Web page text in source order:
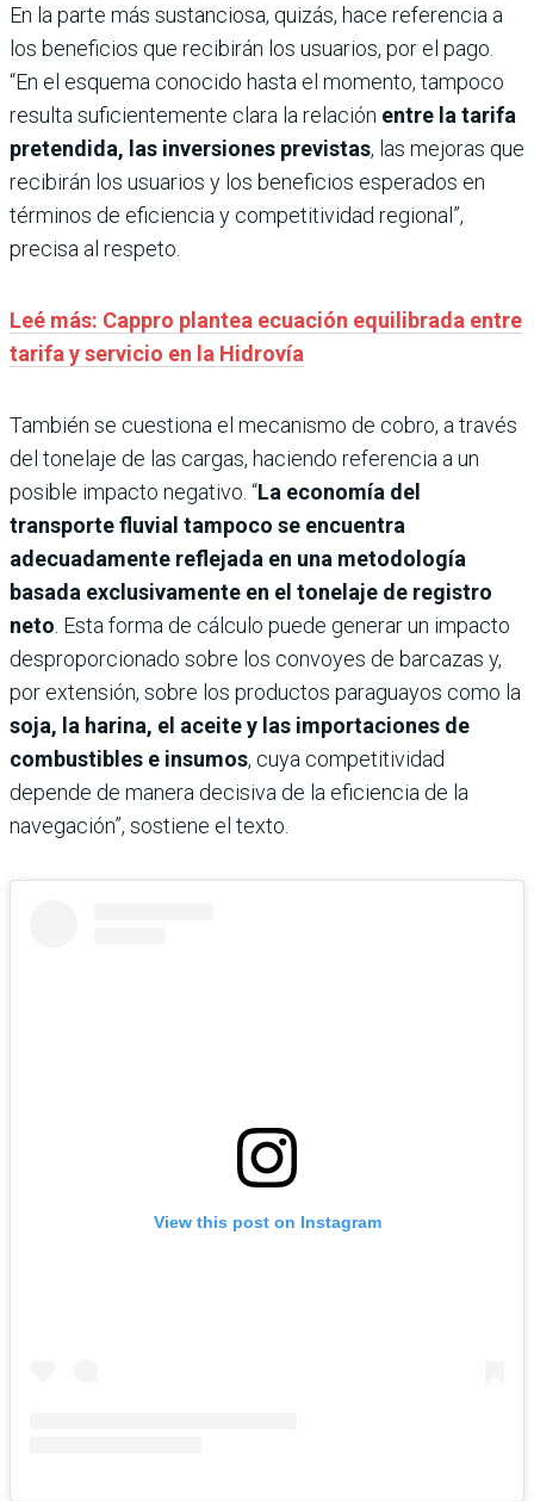
En la parte más sustanciosa, quizás, hace referencia a
los beneficios que recibirán los usuarios, por el pago.
“En el esquema conocido hasta el momento, tampoco
resulta suficientemente clara la relación entre la tarifa
pretendida, las inversiones previstas, las mejoras que
recibirán los usuarios y los beneficios esperados en
términos de eficiencia y competitividad regional”,
precisa al respeto.
Leé más: Cappro plantea ecuación equilibrada entre
tarifa y servicio en la Hidrovía
También se cuestiona el mecanismo de cobro, a través
del tonelaje de las cargas, haciendo referencia a un
posible impacto negativo. “La economía del
transporte fluvial tampoco se encuentra
adecuadamente reflejada en una metodología
basada exclusivamente en el tonelaje de registro
neto . Esta forma de cálculo puede generar un impacto
desproporcionado sobre los convoyes de barcazas y,
por extensión, sobre los productos paraguayos como la
soja, la harina, el aceite y las importaciones de
combustibles e insumos, cuya competitividad
depende de manera decisiva de la eficiencia de la
navegación”, sostiene el texto.
View this post on Instagram